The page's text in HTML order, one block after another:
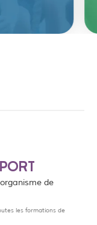
de
les formations de